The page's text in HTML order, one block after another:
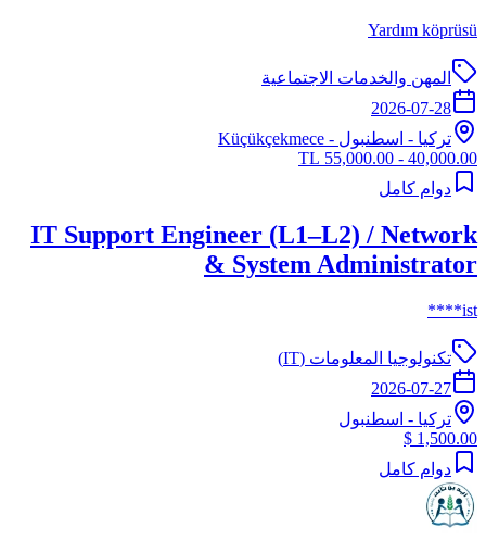
Yardım köprüsü
المهن والخدمات الاجتماعية
2026-07-28
تركيا - اسطنبول - Küçükçekmece
40,000.00 - 55,000.00 TL
دوام كامل
IT Support Engineer (L1–L2) / Network
& System Administrator
ist****
تكنولوجيا المعلومات (IT)
2026-07-27
تركيا - اسطنبول
1,500.00 $
دوام كامل